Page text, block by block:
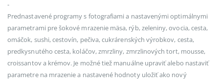
-
Prednastavené programy s fotografiami a nastavenými optimálnymi
parametrami pre šokové mrazenie mäsa, rýb, zeleniny, ovocia, cesta,
omáčok, sushi, cestovín, pečiva, cukrárenských výrobkov, cesta,
predkysnutého cesta, koláčov, zmrzliny, zmrzlinových tort, mousse,
croissantov a krémov. Je možné tiež manuálne upraviť alebo nastaviť
parametre na mrazenie a nastavené hodnoty uložiť ako nový